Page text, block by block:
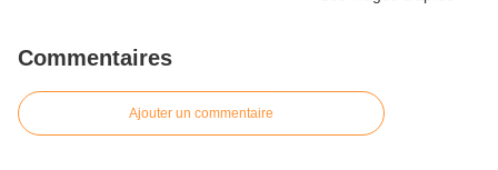
Commentaires
Ajouter un commentaire